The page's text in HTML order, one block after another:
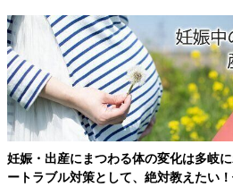
妊娠・出産にまつわる体の変化は多岐
ートラブル対策として、絶対教えたい